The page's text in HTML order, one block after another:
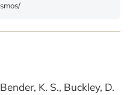
K. S., Buckley, D.